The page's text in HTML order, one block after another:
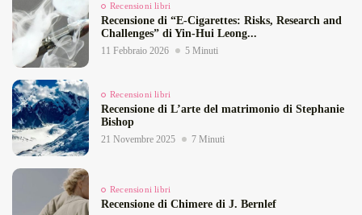
Recensioni libri
Recensione di “E‑Cigarettes: Risks, Research and
Challenges” di Yin‑Hui Leong...
11 Febbraio 2026 5 Minuti
Recensioni libri
Recensione di L’arte del matrimonio di Stephanie
Bishop
21 Novembre 2025 7 Minuti
Recensioni libri
Recensione di Chimere di J. Bernlef